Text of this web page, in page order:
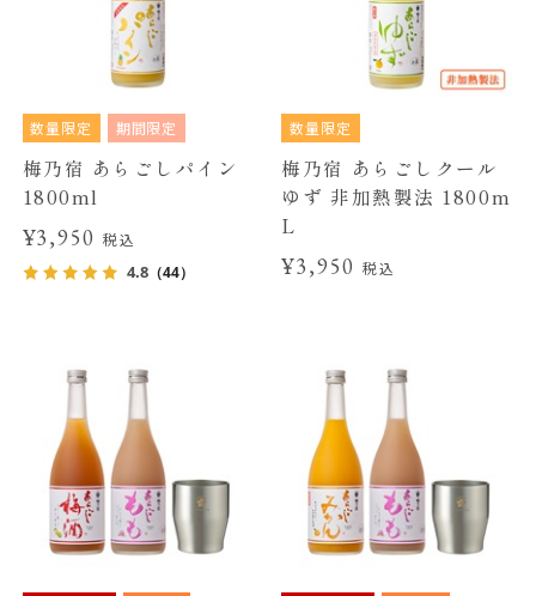
数量限定 期間限定
梅乃宿 あらごしパイン
1800ml
¥3,950税込
4.8（44）
数量限定
梅乃宿 あらごしクール
ゆず 非加熱製法 1800m
L
¥3,950 税込